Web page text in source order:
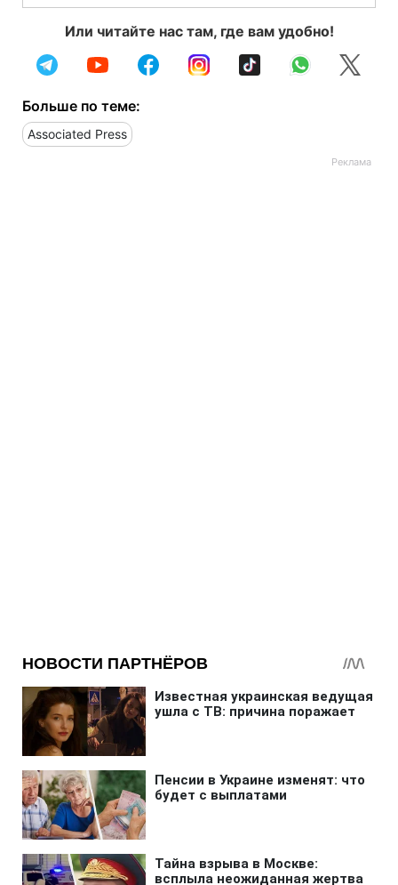
Или читайте нас там, где вам удобно!
Больше по теме:
Associated Press